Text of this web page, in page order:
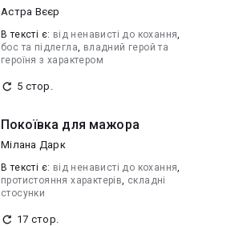
Астра Вєєр
В текcті є: від ненависті до кохання,
бос та підлегла, владний герой та
героїня з характером
5 стор.
Покоївка для мажора
Мілана Дарк
В текcті є: від ненависті до кохання,
протистояння характерів, складні
стосунки
17 стор.